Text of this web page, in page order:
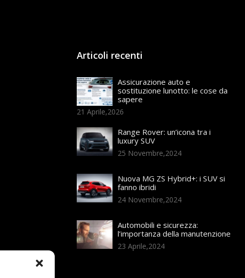
Articoli recenti
Assicurazione auto e
sostituzione lunotto: le cose da
sapere
21 Aprile,2026
Range Rover: un’icona tra i
luxury SUV
25 Novembre,2024
Nuova MG ZS Hybrid+: i SUV si
fanno ibridi
24 Novembre,2024
Automobili e sicurezza:
l’importanza della manutenzione
23 Aprile,2024